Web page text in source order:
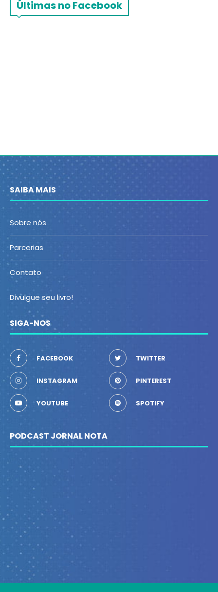
Últimas no Facebook
SAIBA MAIS
Sobre nós
Parcerias
Contato
Divulgue seu livro!
SIGA-NOS
FACEBOOK TWITTER
INSTAGRAM PINTEREST
YOUTUBE SPOTIFY
PODCAST JORNAL NOTA